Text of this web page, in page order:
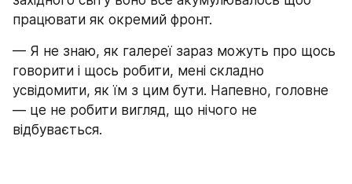
працювати як окремий фронт.
— Я не знаю, як галереї зараз можуть про щось
говорити і щось робити, мені складно
усвідомити, як їм з цим бути. Напевно, головне
— це не робити вигляд, що нічого не
відбувається.